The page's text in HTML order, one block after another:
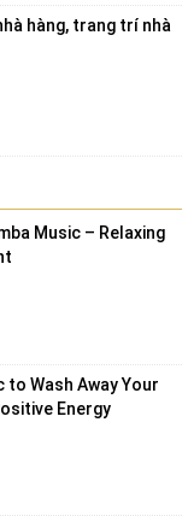
hàng, trang trí nhà
Music – Relaxing
Wash Away Your
Energy